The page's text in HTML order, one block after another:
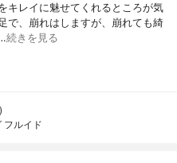
キレイに魅せてくれるところが気
で、崩れはしますが、崩れても綺
続きを見る
フルイド